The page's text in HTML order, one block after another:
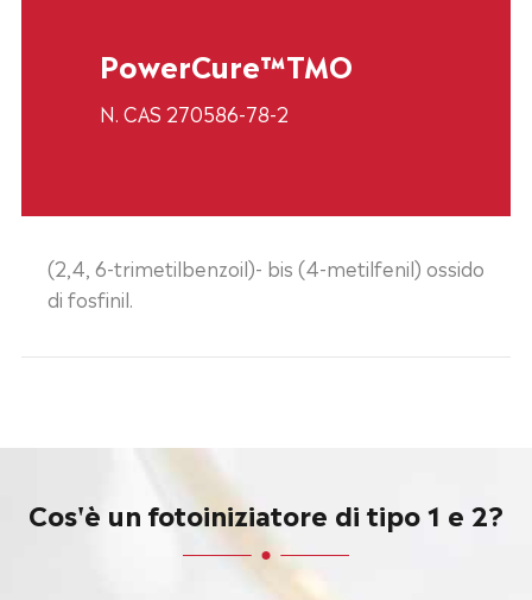
PowerCure™TMO
N. CAS 270586-78-2
(2,4, 6-trimetilbenzoil)- bis (4-metilfenil) ossido
di fosfinil.
Cos'è un fotoiniziatore di tipo 1 e 2?